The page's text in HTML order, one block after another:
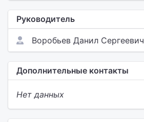
Руководитель
Воробьев Данил Сергеевич
Дополнительные контакты
Нет данных